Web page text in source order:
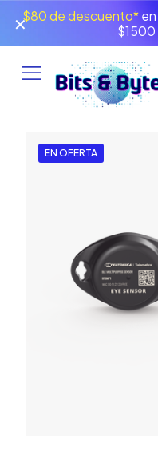
$80 de descuento*en
$1500
✕
EN OFERTA